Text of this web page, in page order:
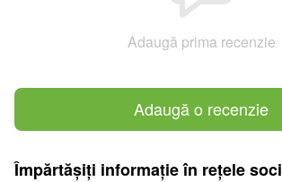
Adaugă prima recenzie
Adaugă o recenzie
Împărtășiți informație în rețele